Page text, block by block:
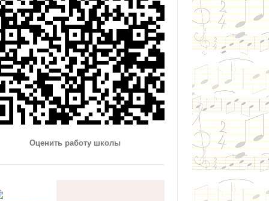
Оценить работу школы